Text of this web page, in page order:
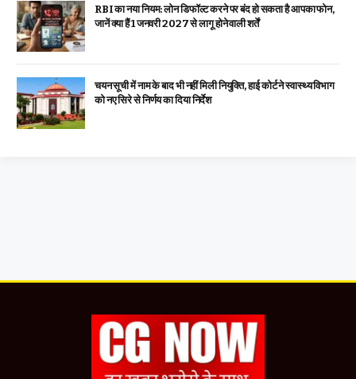
RBI का नया नियम: लोन डिफॉल्ट करने पर बंद हो सकता है आपका फोन,
जानें क्या हैं 1 जनवरी 2027 से लागू होने वाली शर्तें
चयन सूची में नाम के बाद भी नहीं मिली नियुक्ति, हाई कोर्ट ने स्वास्थ्य विभाग
को नए सिरे से निर्णय का दिया निर्देश